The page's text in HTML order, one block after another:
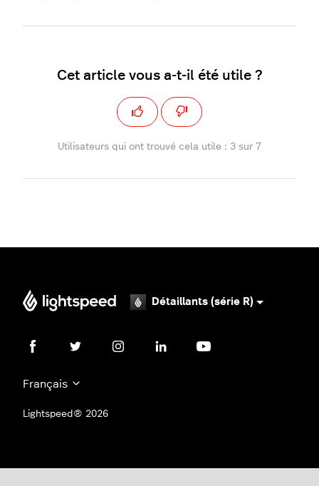
Cet article vous a-t-il été utile ?
Utilisateurs qui ont trouvé cela utile : 3 sur 7
Détaillants (série R)
Français
Lightspeed® 2026